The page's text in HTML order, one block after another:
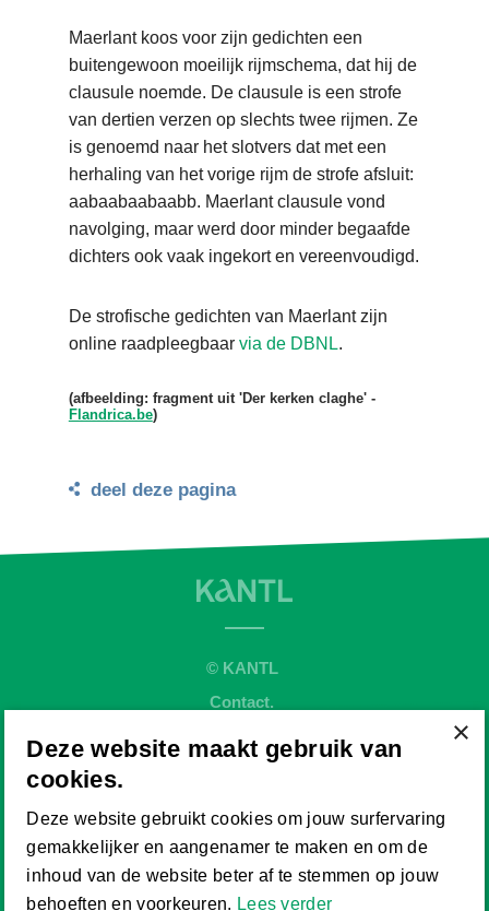
Maerlant koos voor zijn gedichten een
buitengewoon moeilijk rijmschema, dat hij de
clausule noemde. De clausule is een strofe
van dertien verzen op slechts twee rijmen. Ze
is genoemd naar het slotvers dat met een
herhaling van het vorige rijm de strofe afsluit:
aabaabaabaabb. Maerlant clausule vond
navolging, maar werd door minder begaafde
dichters ook vaak ingekort en vereenvoudigd.
De strofische gedichten van Maerlant zijn
online raadpleegbaar via de DBNL.
(afbeelding: fragment uit 'Der kerken claghe' -
Flandrica.be)
deel deze pagina
© KANTL
Contact.
Sitemap.
Cookiebeleid.
Website by
×
Deze website maakt gebruik van
cookies.
Deze website gebruikt cookies om jouw surfervaring
gemakkelijker en aangenamer te maken en om de
inhoud van de website beter af te stemmen op jouw
behoeften en voorkeuren. Lees verder